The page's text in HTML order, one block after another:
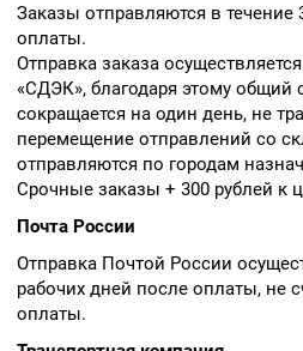
Заказы отправляются в течение
оплаты.
Отправка заказа
«СДЭК», благодаря этому общий
сокращается на один день, не
перемещение отправлений со
отправляются по городам
Срочные заказы + 300 рублей к
Почта России
Отправка Почтой России
рабочих дней после оплаты, не
оплаты.